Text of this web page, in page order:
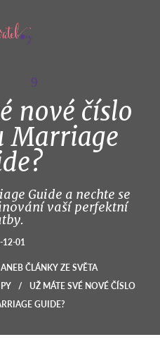
nové číslo
Marriage
Guide a nechte se
vaší perfektní
12-01
ČLÁNKY ZE SVĚTA
/
UŽ MÁTE SVÉ NOVÉ ČÍSLO
GUIDE?